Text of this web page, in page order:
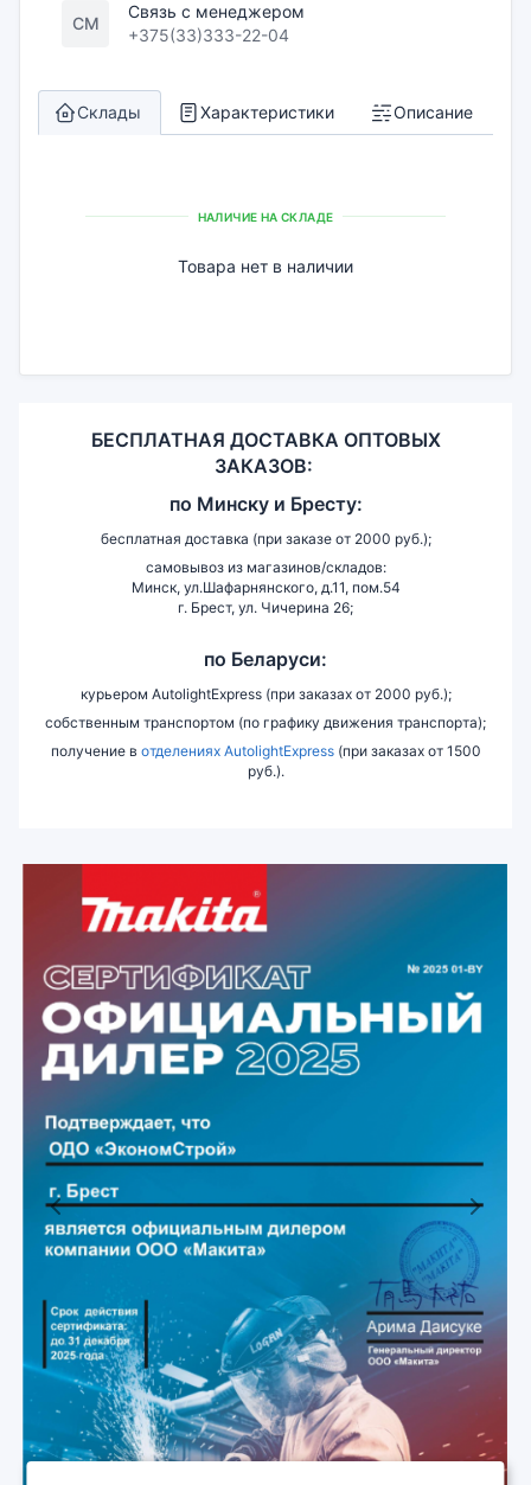
СМ
Связь с менеджером
+375(33)333-22-04
Склады Характеристики Описание
НАЛИЧИЕ НА СКЛАДЕ
Товара нет в наличии
БЕСПЛАТНАЯ ДОСТАВКА ОПТОВЫХ
ЗАКАЗОВ:
по Минску и Бресту:
бесплатная доставка (при заказе от 2000 руб.);
самовывоз из магазинов/складов:
Минск, ул.Шафарнянского, д.11, пом.54
г. Брест, ул. Чичерина 26;
по Беларуси:
курьером AutolightExpress (при заказах от 2000 руб.);
собственным транспортом (по графику движения транспорта);
получение в отделениях AutolightExpress(при заказах от 1500
руб.).
Previous Next